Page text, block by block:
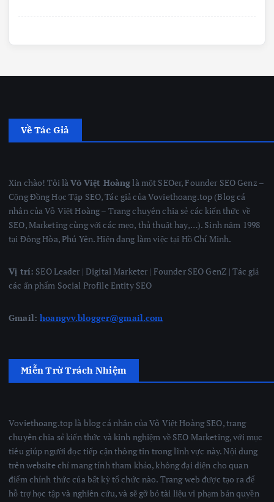
Về Tác Giả
Xin chào! Tôi làVõ Việt Hoànglà một SEOer, Founder SEO Genz –
Cộng Đồng Học Tập SEO, Tác giả của Voviethoang.top (Blog cá
nhân của Võ Việt Hoàng – Trang chuyên chia sẻ các kiến thức về
SEO, Marketing cùng với các mẹo, thủ thuật hay,…). Sinh năm 1998
tại Đông Hòa, Phú Yên. Hiện đang làm việc tại Hồ Chí Minh.
Vị trí: SEO Leader | Digital Marketer | Founder SEO GenZ | Tác giả
các ấn phẩm Social Profile Entity SEO
Gmail:hoangvv.blogger@gmail.com
Miễn Trừ Trách Nhiệm
Voviethoang.top là blog cá nhân của Võ Việt Hoàng SEO, trang
chuyên chia sẻ kiến thức và kinh nghiệm về SEO Marketing, với mục
tiêu giúp người đọc tiếp cận thông tin trong lĩnh vực này. Nội dung
trên website chỉ mang tính tham khảo, không đại diện cho quan
điểm chính thức của bất kỳ tổ chức nào. Trang web được tạo ra để
hỗ trợ học tập và nghiên cứu, và sẽ gỡ bỏ tài liệu vi phạm bản quyền